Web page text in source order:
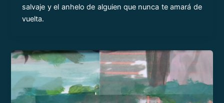
salvaje y el anhelo de alguien que nunca te amará de
vuelta.